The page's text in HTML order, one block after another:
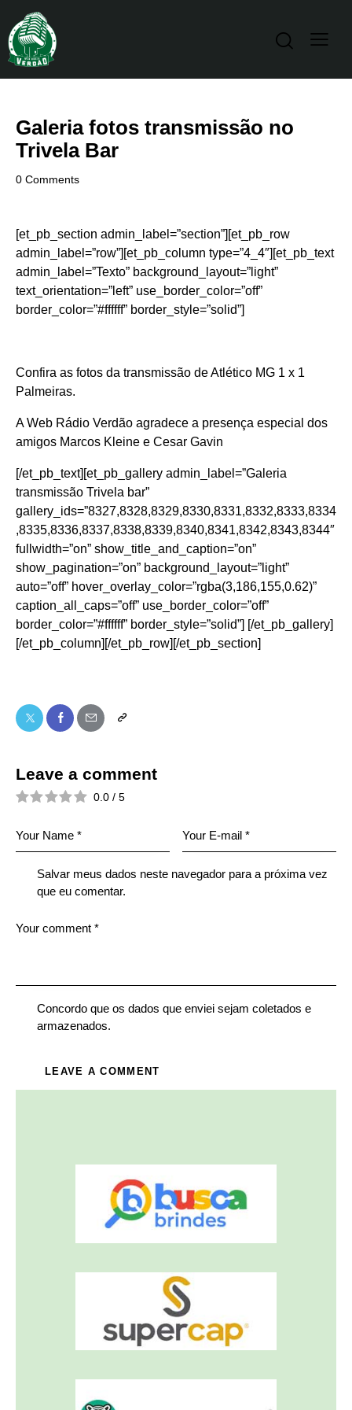
Galeria fotos transmissão no
Trivela Bar
0 Comments
[et_pb_section admin_label=”section”][et_pb_row
admin_label=”row”][et_pb_column type=”4_4″][et_pb_text
admin_label=”Texto” background_layout=”light”
text_orientation=”left” use_border_color=”off”
border_color=”#ffffff” border_style=”solid”]
Confira as fotos da transmissão de Atlético MG 1 x 1
Palmeiras.
A Web Rádio Verdão agradece a presença especial dos
amigos Marcos Kleine e Cesar Gavin
[/et_pb_text][et_pb_gallery admin_label=”Galeria
transmissão Trivela bar”
gallery_ids=”8327,8328,8329,8330,8331,8332,8333,8334
,8335,8336,8337,8338,8339,8340,8341,8342,8343,8344″
fullwidth=”on” show_title_and_caption=”on”
show_pagination=”on” background_layout=”light”
auto=”off” hover_overlay_color=”rgba(3,186,155,0.62)”
caption_all_caps=”off” use_border_color=”off”
border_color=”#ffffff” border_style=”solid”] [/et_pb_gallery]
[/et_pb_column][/et_pb_row][/et_pb_section]
Leave a comment
0.0 / 5
Salvar meus dados neste navegador para a próxima vez
que eu comentar.
Concordo que os dados que enviei sejam coletados e
armazenados.